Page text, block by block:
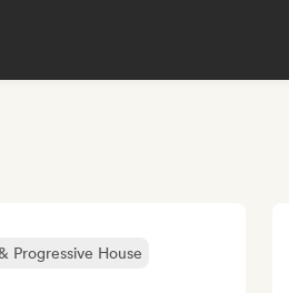
Progressive House